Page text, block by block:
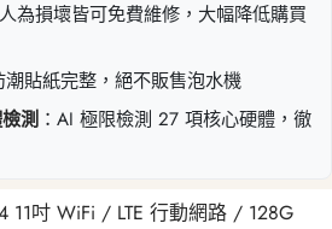
人為損壞皆可免費維修，大幅降低購買
潮貼紙完整，絕不販售泡水機
測 ：AI 極限檢測 27 項核心硬體，徹
11吋 WiFi / LTE 行動網路 / 128G